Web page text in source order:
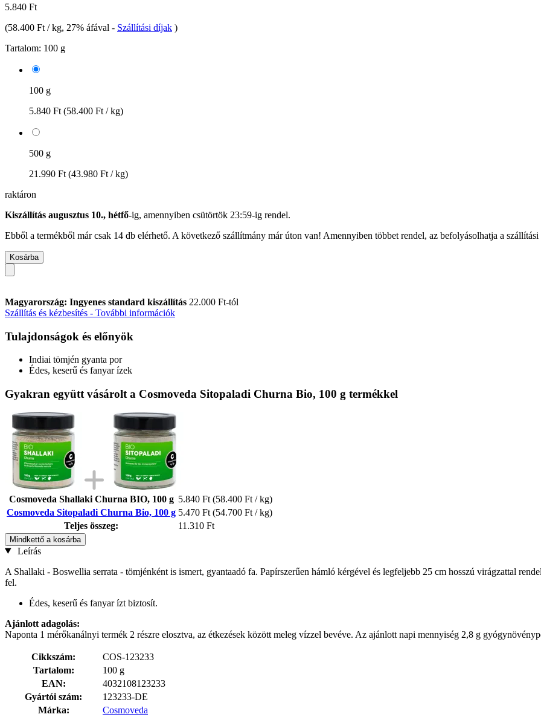
5.840 Ft
(58.400 Ft / kg, 27% áfával - Szállítási díjak )
Tartalom: 100 g
100 g
5.840 Ft (58.400 Ft / kg)
500 g
21.990 Ft (43.980 Ft / kg)
raktáron
Kiszállítás augusztus 10., hétfő-ig, amennyiben csütörtök 23:59-ig rendel.
Ebből a termékből már csak 14 db elérhető. A következő szállítmány már úton van! Amennyiben többet rendel, az befolyásolhatja a szállítási
Kosárba
Magyarország: Ingyenes standard kiszállítás 22.000 Ft-tól
Szállítás és kézbesítés - További információk
Tulajdonságok és előnyök
Indiai tömjén gyanta por
Édes, keserű és fanyar ízek
Gyakran együtt vásárolt a Cosmoveda Sitopaladi Churna Bio, 100 g termékkel
Cosmoveda Shallaki Churna BIO, 100 g 5.840 Ft (58.400 Ft / kg)
Cosmoveda Sitopaladi Churna Bio, 100 g 5.470 Ft (54.700 Ft / kg)
Teljes összeg:
11.310 Ft
Mindkettő a kosárba
Leírás
A Shallaki - Boswellia serrata - tömjénként is ismert, gyantaadó fa. Papírszerűen hámló kérgével és legfeljebb 25 cm hosszú virágzattal
fel.
Édes, keserű és fanyar ízt biztosít.
Ajánlott adagolás:
Naponta 1 mérőkanálnyi termék 2 részre elosztva, az étkezések között meleg vízzel bevéve. Az ajánlott napi mennyiség 2,8 g
Cikkszám:
COS-123233
Tartalom:
100 g
EAN:
4032108123233
Gyártói szám:
123233-DE
Márka:
Cosmoveda